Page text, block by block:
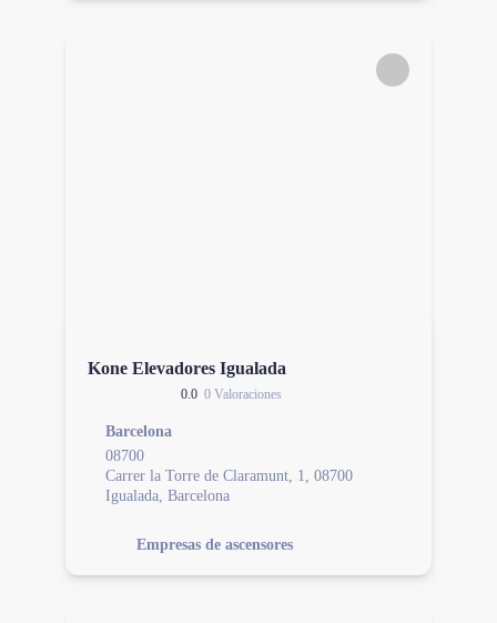
Kone Elevadores Igualada
0.0 0 Valoraciones
Barcelona
08700
Carrer la Torre de Claramunt, 1, 08700
Igualada, Barcelona
Empresas de ascensores